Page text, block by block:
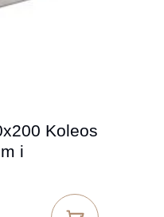
Koleos
i